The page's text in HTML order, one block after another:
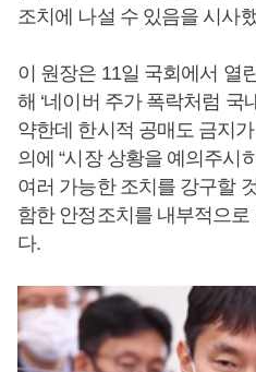
조치에 나설 수 있음을 시사
이 원장은 11일 국회에서 열
해 ‘네이버 주가 폭락처럼 국
약한데 한시적 공매도 금지
의에 “시장 상황을 예의주시
여러 가능한 조치를 강구할
함한 안정조치를 내부적으로
다.